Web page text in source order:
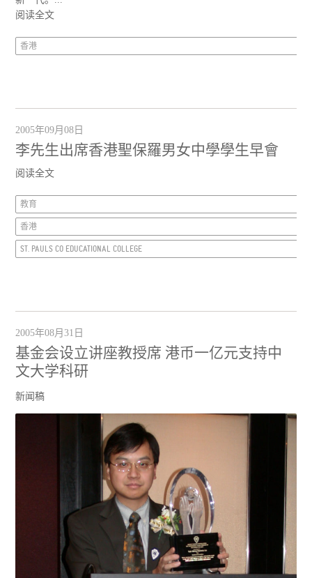
阅读全文
香港
2005年09月08日
李先生出席香港聖保羅男女中學學生早會
阅读全文
教育
香港
ST. PAULS CO EDUCATIONAL COLLEGE
2005年08月31日
基金会设立讲座教授席 港币一亿元支持中
文大学科研
新闻稿